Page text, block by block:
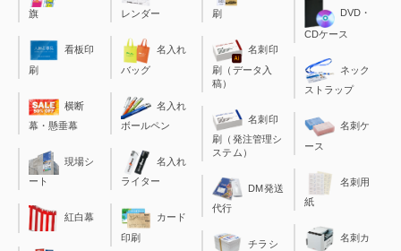
旗
看板印
刷
横断
幕・懸垂幕
現場シ
ート
紅白幕
レンダー
名入れ
バッグ
名入れ
ボールペン
名入れ
ライター
カード
印刷
刷
名刺印
刷（データ入
稿）
名刺印
刷（発注管理シ
ステム）
DM発送
代行
チラシ
DVD・
CDケース
ネック
ストラップ
名刺ケ
ース
名刺用
紙
名刺カ